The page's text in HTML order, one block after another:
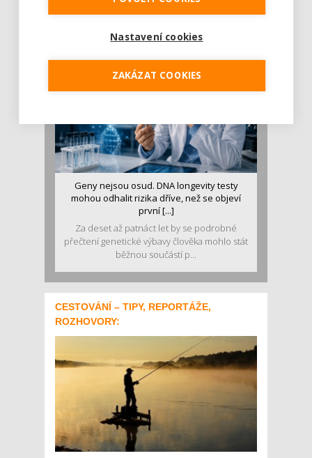
Pojem protein již nějakou dobu rezonuje
v oblasti zdraví, výživy i dlouhověkosti. Přesto
Geny nejsou osud. DNA longevity testy
mohou odhalit rizika dříve, než se objeví
první [...]
Za deset až patnáct let by se podrobné
přečtení genetické výbavy člověka mohlo stát
běžnou součástí p...
CESTOVÁNÍ – TIPY, REPORTÁŽE,
ROZHOVORY:
Nastavení cookies
ZAKÁZAT COOKIES